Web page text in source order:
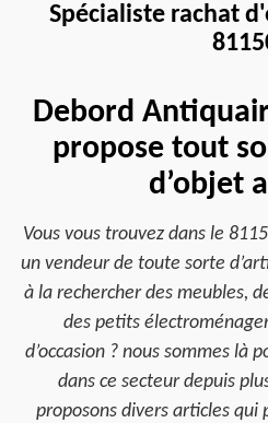
Spécialiste rachat
Debord
propose tout
d’objet
Vous vous trouvez dans le
un vendeur de toute sorte
à la rechercher des meubles,
des petits
d’occasion ? nous sommes là
dans ce secteur depuis
proposons divers articles qui